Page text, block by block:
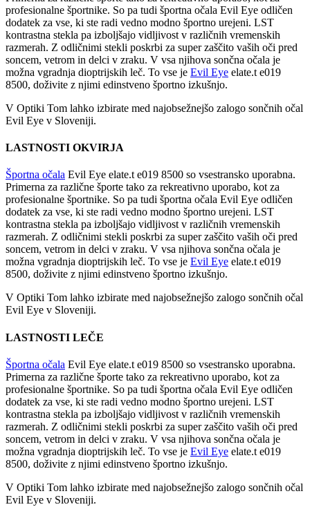
profesionalne športnike. So pa tudi športna očala Evil Eye odličen
dodatek za vse, ki ste radi vedno modno športno urejeni. LST
kontrastna stekla pa izboljšajo vidljivost v različnih vremenskih
razmerah. Z odličnimi stekli poskrbi za super zaščito vaših oči pred
soncem, vetrom in delci v zraku. V vsa njihova sončna očala je
možna vgradnja dioptrijskih leč. To vse je Evil Eye elate.t e019
8500, doživite z njimi edinstveno športno izkušnjo.
V Optiki Tom lahko izbirate med najobsežnejšo zalogo sončnih očal
Evil Eye v Sloveniji.
LASTNOSTI OKVIRJA
Športna očala Evil Eye elate.t e019 8500 so vsestransko uporabna.
Primerna za različne športe tako za rekreativno uporabo, kot za
profesionalne športnike. So pa tudi športna očala Evil Eye odličen
dodatek za vse, ki ste radi vedno modno športno urejeni. LST
kontrastna stekla pa izboljšajo vidljivost v različnih vremenskih
razmerah. Z odličnimi stekli poskrbi za super zaščito vaših oči pred
soncem, vetrom in delci v zraku. V vsa njihova sončna očala je
možna vgradnja dioptrijskih leč. To vse je Evil Eye elate.t e019
8500, doživite z njimi edinstveno športno izkušnjo.
V Optiki Tom lahko izbirate med najobsežnejšo zalogo sončnih očal
Evil Eye v Sloveniji.
LASTNOSTI LEČE
Športna očala Evil Eye elate.t e019 8500 so vsestransko uporabna.
Primerna za različne športe tako za rekreativno uporabo, kot za
profesionalne športnike. So pa tudi športna očala Evil Eye odličen
dodatek za vse, ki ste radi vedno modno športno urejeni. LST
kontrastna stekla pa izboljšajo vidljivost v različnih vremenskih
razmerah. Z odličnimi stekli poskrbi za super zaščito vaših oči pred
soncem, vetrom in delci v zraku. V vsa njihova sončna očala je
možna vgradnja dioptrijskih leč. To vse je Evil Eye elate.t e019
8500, doživite z njimi edinstveno športno izkušnjo.
V Optiki Tom lahko izbirate med najobsežnejšo zalogo sončnih očal
Evil Eye v Sloveniji.